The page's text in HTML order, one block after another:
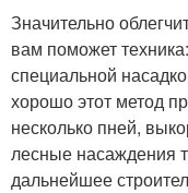
Значительно
вам поможет
специальной
хорошо этот метод
несколько пней,
лесные насаждения
дальнейшее